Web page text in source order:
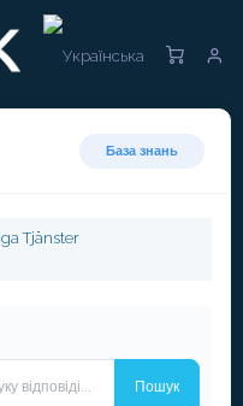
База знань
Tjänster